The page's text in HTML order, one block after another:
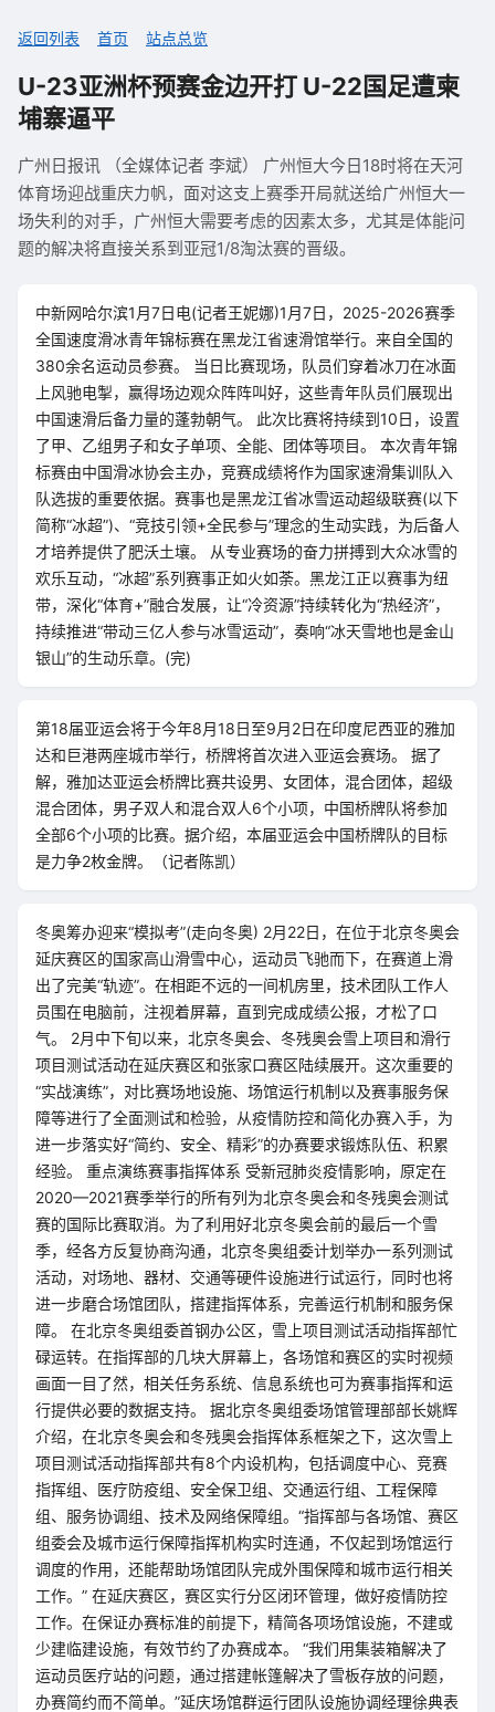
返回列表 首页 站点总览
U-23亚洲杯预赛金边开打 U-22国足遭柬
埔寨逼平
广州日报讯 （全媒体记者 李斌） 广州恒大今日18时将在天河
体育场迎战重庆力帆，面对这支上赛季开局就送给广州恒大一
场失利的对手，广州恒大需要考虑的因素太多，尤其是体能问
题的解决将直接关系到亚冠1/8淘汰赛的晋级。
中新网哈尔滨1月7日电(记者王妮娜)1月7日，2025-2026赛季
全国速度滑冰青年锦标赛在黑龙江省速滑馆举行。来自全国的
380余名运动员参赛。 当日比赛现场，队员们穿着冰刀在冰面
上风驰电掣，赢得场边观众阵阵叫好，这些青年队员们展现出
中国速滑后备力量的蓬勃朝气。 此次比赛将持续到10日，设置
了甲、乙组男子和女子单项、全能、团体等项目。 本次青年锦
标赛由中国滑冰协会主办，竞赛成绩将作为国家速滑集训队入
队选拔的重要依据。赛事也是黑龙江省冰雪运动超级联赛(以下
简称“冰超”)、“竞技引领+全民参与”理念的生动实践，为后备人
才培养提供了肥沃土壤。 从专业赛场的奋力拼搏到大众冰雪的
欢乐互动，“冰超”系列赛事正如火如荼。黑龙江正以赛事为纽
带，深化“体育+”融合发展，让“冷资源”持续转化为“热经济”，
持续推进“带动三亿人参与冰雪运动”，奏响“冰天雪地也是金山
银山”的生动乐章。(完)
第18届亚运会将于今年8月18日至9月2日在印度尼西亚的雅加
达和巨港两座城市举行，桥牌将首次进入亚运会赛场。 据了
解，雅加达亚运会桥牌比赛共设男、女团体，混合团体，超级
混合团体，男子双人和混合双人6个小项，中国桥牌队将参加
全部6个小项的比赛。据介绍，本届亚运会中国桥牌队的目标
是力争2枚金牌。（记者陈凯）
冬奥筹办迎来“模拟考”(走向冬奥) 2月22日，在位于北京冬奥会
延庆赛区的国家高山滑雪中心，运动员飞驰而下，在赛道上滑
出了完美“轨迹”。在相距不远的一间机房里，技术团队工作人
员围在电脑前，注视着屏幕，直到完成成绩公报，才松了口
气。 2月中下旬以来，北京冬奥会、冬残奥会雪上项目和滑行
项目测试活动在延庆赛区和张家口赛区陆续展开。这次重要的
“实战演练”，对比赛场地设施、场馆运行机制以及赛事服务保
障等进行了全面测试和检验，从疫情防控和简化办赛入手，为
进一步落实好“简约、安全、精彩”的办赛要求锻炼队伍、积累
经验。 重点演练赛事指挥体系 受新冠肺炎疫情影响，原定在
2020—2021赛季举行的所有列为北京冬奥会和冬残奥会测试
赛的国际比赛取消。为了利用好北京冬奥会前的最后一个雪
季，经各方反复协商沟通，北京冬奥组委计划举办一系列测试
活动，对场地、器材、交通等硬件设施进行试运行，同时也将
进一步磨合场馆团队，搭建指挥体系，完善运行机制和服务保
障。 在北京冬奥组委首钢办公区，雪上项目测试活动指挥部忙
碌运转。在指挥部的几块大屏幕上，各场馆和赛区的实时视频
画面一目了然，相关任务系统、信息系统也可为赛事指挥和运
行提供必要的数据支持。 据北京冬奥组委场馆管理部部长姚辉
介绍，在北京冬奥会和冬残奥会指挥体系框架之下，这次雪上
项目测试活动指挥部共有8个内设机构，包括调度中心、竞赛
指挥组、医疗防疫组、安全保卫组、交通运行组、工程保障
组、服务协调组、技术及网络保障组。“指挥部与各场馆、赛区
组委会及城市运行保障指挥机构实时连通，不仅起到场馆运行
调度的作用，还能帮助场馆团队完成外围保障和城市运行相关
工作。” 在延庆赛区，赛区实行分区闭环管理，做好疫情防控
工作。在保证办赛标准的前提下，精简各项场馆设施，不建或
少建临建设施，有效节约了办赛成本。 “我们用集装箱解决了
运动员医疗站的问题，通过搭建帐篷解决了雪板存放的问题，
办赛简约而不简单。”延庆场馆群运行团队设施协调经理徐典表